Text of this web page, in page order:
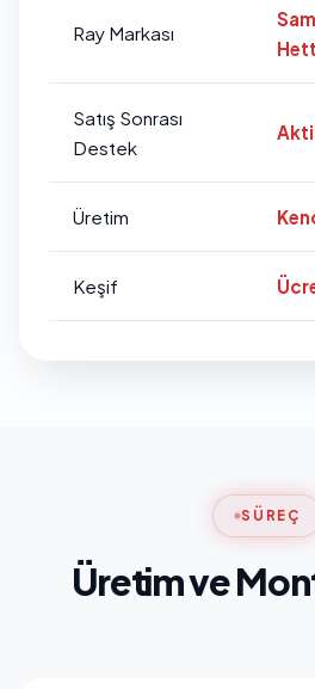
Ray Markası
Satış Sonrası
Destek
Üretim
Keşif
SÜREÇ
Üretim ve